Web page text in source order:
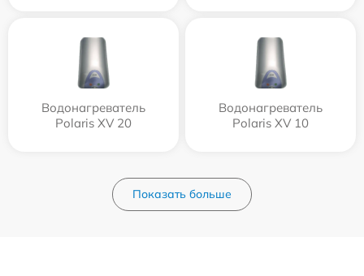
Водонагреватель
Polaris XV 20
Водонагреватель
Polaris XV 10
Показать больше